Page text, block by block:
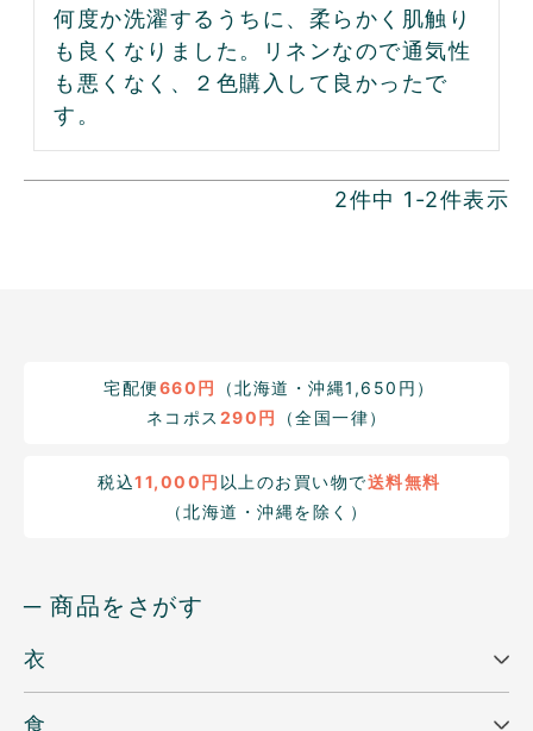
何度か洗濯するうちに、柔らかく肌触り
も良くなりました。リネンなので通気性
も悪くなく、２色購入して良かったで
す。
2件中 1 -2件表示
宅配便660円
（北海道・沖縄1,650円）
ネコポス 290円 （全国一律）
税込11,000円 以上のお買い物で送料無料
（北海道・沖縄を除く）
─ 商品をさがす
衣
食